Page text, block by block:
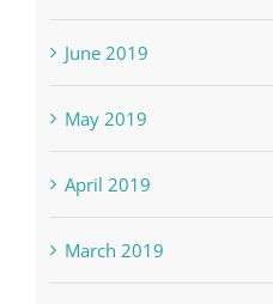
June 2019
May 2019
April 2019
March 2019